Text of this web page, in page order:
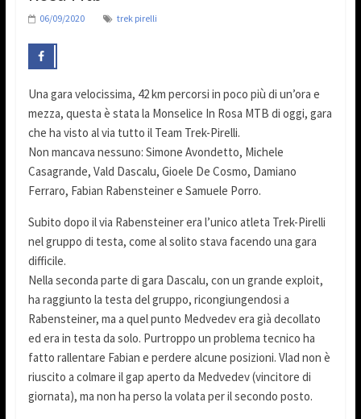
06/09/2020 trek pirelli
Una gara velocissima, 42 km percorsi in poco più di un’ora e
mezza, questa è stata la Monselice In Rosa MTB di oggi, gara
che ha visto al via tutto il Team Trek-Pirelli.
Non mancava nessuno: Simone Avondetto, Michele
Casagrande, Vald Dascalu, Gioele De Cosmo, Damiano
Ferraro, Fabian Rabensteiner e Samuele Porro.
Subito dopo il via Rabensteiner era l’unico atleta Trek-Pirelli
nel gruppo di testa, come al solito stava facendo una gara
difficile.
Nella seconda parte di gara Dascalu, con un grande exploit,
ha raggiunto la testa del gruppo, ricongiungendosi a
Rabensteiner, ma a quel punto Medvedev era già decollato
ed era in testa da solo. Purtroppo un problema tecnico ha
fatto rallentare Fabian e perdere alcune posizioni. Vlad non è
riuscito a colmare il gap aperto da Medvedev (vincitore di
giornata), ma non ha perso la volata per il secondo posto.